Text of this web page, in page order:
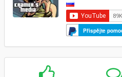
Přispějte